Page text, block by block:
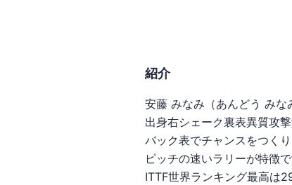
紹介
安藤 みなみ（あんどう み
出身右シェーク裏表異質攻撃
バック表でチャンスをつく
ピッチの速いラリーが特徴で
ITTF世界ランキング最高は